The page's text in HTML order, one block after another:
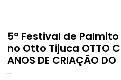
5° Festival de
no Otto Tijuca OTTO
ANOS DE CRIAÇÃO
NA CASCA